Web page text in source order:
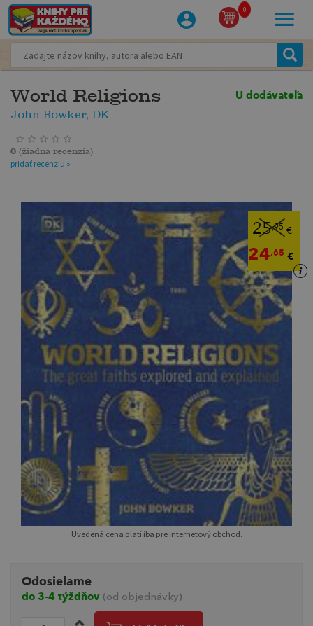
0
World Religions
John Bowker, DK
U dodávateľa
0 (žiadna recenzia)
pridať recenziu »
25,95 €
24,65 €
Uvedená cena platí iba pre internetový obchod.
Odosielame
do 3-4 týždňov (od objednávky)